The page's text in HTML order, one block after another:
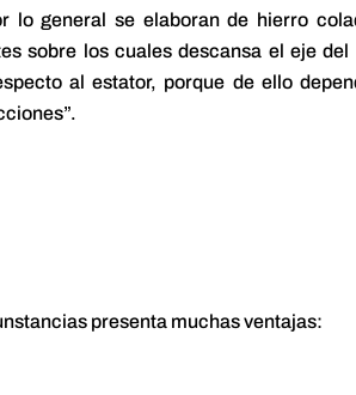
lo general se elaboran de hierro
sobre los cuales descansa el eje
al estator, porque de ello
presenta muchas ventajas: